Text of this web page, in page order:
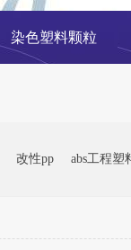
华美塑料有限公司
染色塑料颗粒
改性pp abs工程塑